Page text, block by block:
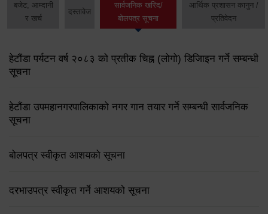
बजेट, आम्दानी
र खर्च
दस्तावेज
सार्वजनिक खरिद/
बोलपत्र सूचना
आर्थिक प्रशासन कानुन /
प्रतिवेदन
हेटौंडा पर्यटन वर्ष २०८३ को प्रतीक चिह्न (लोगो) डिजिाइन गर्ने सम्बन्धी
सूचना
हेटौंडा उपमहानगरपालिकाको नगर गान तयार गर्ने सम्बन्धी सार्वजनिक
सूचना
बोलपत्र स्वीकृत आशयको सूचना
दरभाउपत्र स्वीकृत गर्ने आशयको सूचना